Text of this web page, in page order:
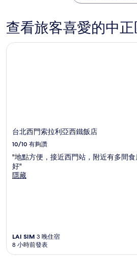
查看旅客喜愛的中
台北西門索拉利亞西鐵飯店
10/10 有夠讚
"地點方便，接近西門站，附近有多間
好"
隱藏
LAI SIM 3 晚住宿
8 小時前發表
台北西門索拉利亞西鐵飯店